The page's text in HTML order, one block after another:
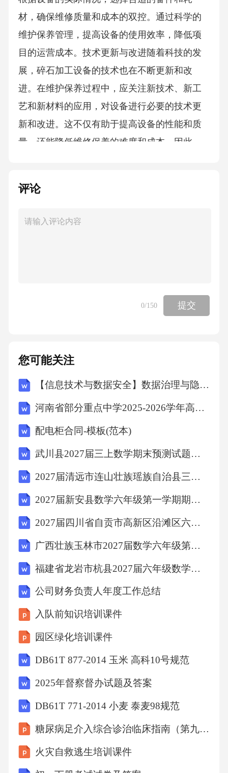
评论
0/150 提交
您可能关注
【信息技术与数据安全】数据治理与隐私保护专项审计计划
河南省部分重点中学2025-2026学年高三下学期考前模拟演练生物试题(文字版含答案)
配电柜合同-模板(范本)
武川县2027届三上数学期末预测试题含解析
2027届清远市连山壮族瑶族自治县三上数学期末考试模拟试题含解析
2027届新安县数学六年级第一学期期末经典试题含解析
2027届四川省自贡市高新区沿滩区六上数学期末考试模拟试题含解析
广西壮族玉林市2027届数学六年级第一学期期末联考模拟试题含解析
福建省龙岩市杭县2027届六年级数学第一学期期末调研模拟试题含解析
公司财务负责人年度工作总结
入队前知识培训课件
园区绿化培训课件
DB61T 877-2014 玉米 高科10号规范
2025年督察督办试题及答案
DB61T 771-2014 小麦 泰麦98规范
糖尿病足介入综合诊治临床指南（第九版）解读
火灾自救逃生培训课件